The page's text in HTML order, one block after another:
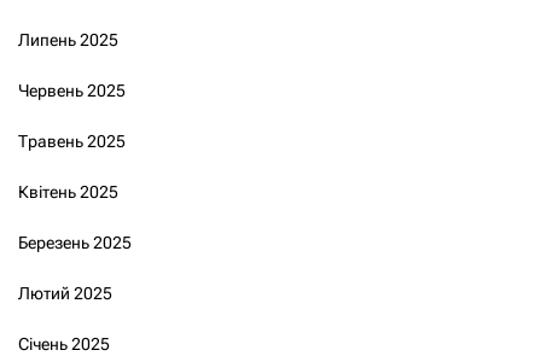
Липень 2025
Червень 2025
Травень 2025
Квітень 2025
Березень 2025
Лютий 2025
Січень 2025